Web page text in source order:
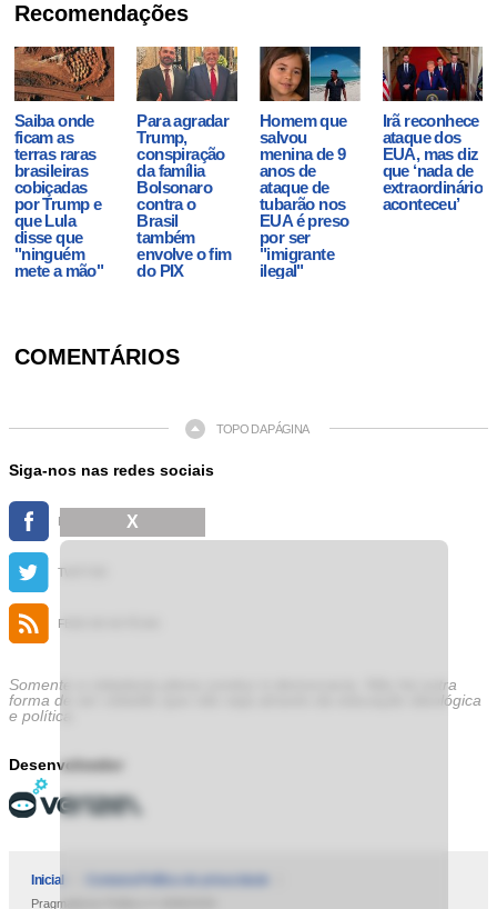
Recomendações
Saiba onde
ficam as
terras raras
brasileiras
cobiçadas
por Trump e
que Lula
disse que
"ninguém
mete a mão"
Para agradar
Trump,
conspiração
da família
Bolsonaro
contra o
Brasil
também
envolve o fim
do PIX
Homem que
salvou
menina de 9
anos de
ataque de
tubarão nos
EUA é preso
por ser
"imigrante
ilegal"
Irã reconhece
ataque dos
EUA, mas diz
que ‘nada de
extraordinário
aconteceu’
COMENTÁRIOS
TOPO DA PÁGINA
Siga-nos nas redes sociais
FACEBOOK
TWITTER
FEED DE NOTÍCIAS
Somente a cidadania plena conduz à democracia. Não há outra
forma de ser cidadão que não seja através da educação ideológica
e política.
Desenvolvedor
Inicial
Pragmatismo Político © 2009/2025
X